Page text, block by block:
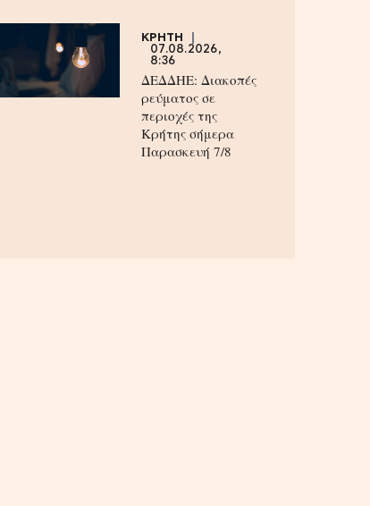
ΚΡΗΤΗ
07.08.2026,
8:36
ΔΕΔΔΗΕ: Διακοπές
ρεύματος σε
περιοχές της
Κρήτης σήμερα
Παρασκευή 7/8